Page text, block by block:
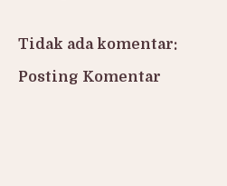
Tidak ada komentar:
Posting Komentar